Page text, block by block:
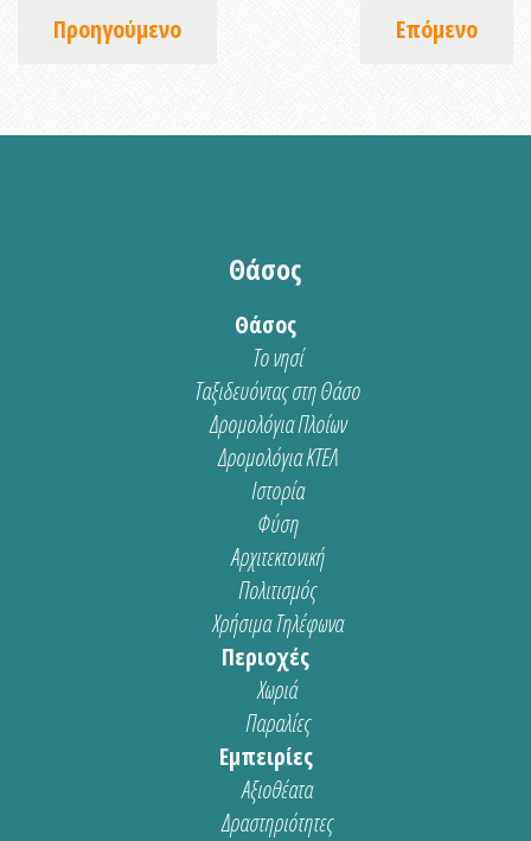
Προηγούμενο Επόμενο
Θάσος
Θάσος
Το νησί
Ταξιδευόντας στη Θάσο
Δρομολόγια Πλοίων
Δρομολόγια ΚΤΕΛ
Ιστορία
Φύση
Αρχιτεκτονική
Πολιτισμός
Χρήσιμα Τηλέφωνα
Περιοχές
Χωριά
Παραλίες
Εμπειρίες
Αξιοθέατα
Δραστηριότητες